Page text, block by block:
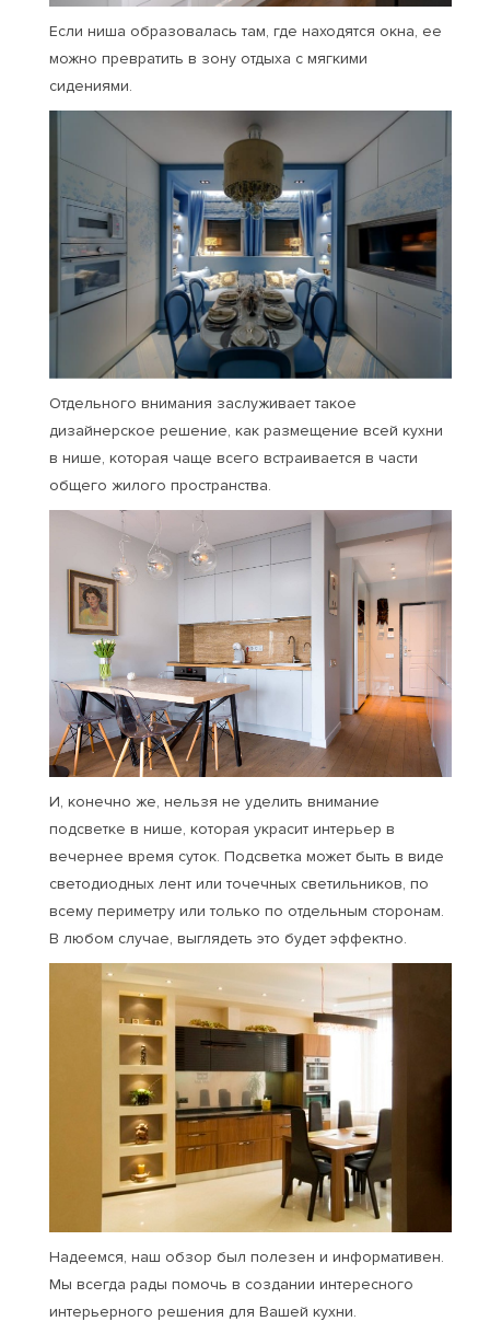
Если ниша образовалась там, где находятся окна, ее
можно превратить в зону отдыха с мягкими
сидениями.
Отдельного внимания заслуживает такое
дизайнерское решение, как размещение всей кухни
в нише, которая чаще всего встраивается в части
общего жилого пространства.
И, конечно же, нельзя не уделить внимание
подсветке в нише, которая украсит интерьер в
вечернее время суток. Подсветка может быть в виде
светодиодных лент или точечных светильников, по
всему периметру или только по отдельным сторонам.
В любом случае, выглядеть это будет эффектно.
Надеемся, наш обзор был полезен и информативен.
Мы всегда рады помочь в создании интересного
интерьерного решения для Вашей кухни.